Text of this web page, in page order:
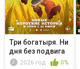
Три богатыря. Ни
дня без подвига
3
2026 год 0%